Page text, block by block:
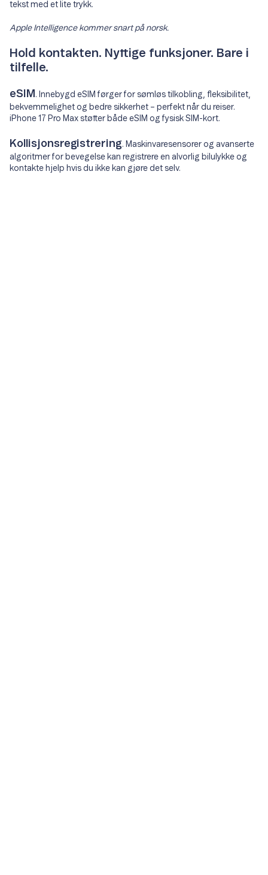
tekst med et lite trykk.
Apple Intelligence kommer snart på norsk.
Hold kontakten. Nyttige funksjoner. Bare i
tilfelle.
eSIM . Innebygd eSIM førger for sømløs tilkobling, fleksibilitet,
bekvemmelighet og bedre sikkerhet – perfekt når du reiser.
iPhone 17 Pro Max støtter både eSIM og fysisk SIM-kort.
Kollisjonsregistrering. Maskinvaresensorer og avanserte
algoritmer for bevegelse kan registrere en alvorlig bilulykke og
kontakte hjelp hvis du ikke kan gjøre det selv.